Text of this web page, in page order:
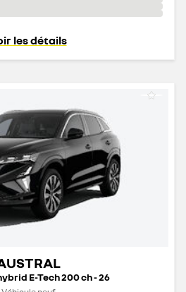
les détails
E-Tech 200 ch - 26